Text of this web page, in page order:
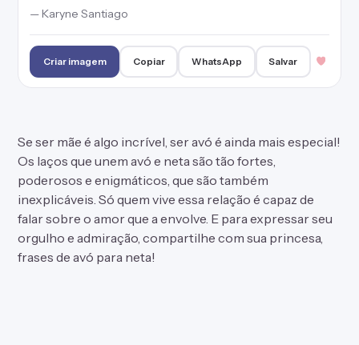
— Karyne Santiago
Criar imagem Copiar WhatsApp Salvar
Se ser mãe é algo incrível, ser avó é ainda mais especial!
Os laços que unem avó e neta são tão fortes,
poderosos e enigmáticos, que são também
inexplicáveis. Só quem vive essa relação é capaz de
falar sobre o amor que a envolve. E para expressar seu
orgulho e admiração, compartilhe com sua princesa,
frases de avó para neta!